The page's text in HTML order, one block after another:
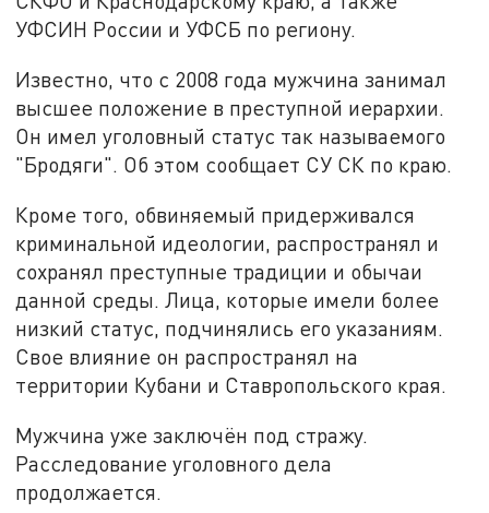
УФСИН России и УФСБ по региону.
Известно, что с 2008 года мужчина занимал
высшее положение в преступной иерархии.
Он имел уголовный статус так называемого
"Бродяги". Об этом сообщает СУ СК по краю.
Кроме того, обвиняемый придерживался
криминальной идеологии, распространял и
сохранял преступные традиции и обычаи
данной среды. Лица, которые имели более
низкий статус, подчинялись его указаниям.
Свое влияние он распространял на
территории Кубани и Ставропольского края.
Мужчина уже заключён под стражу.
Расследование уголовного дела
продолжается.